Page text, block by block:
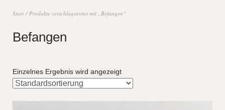
Start / Produkte verschlagwortet mit „Befangen“
Befangen
Einzelnes Ergebnis wird angezeigt